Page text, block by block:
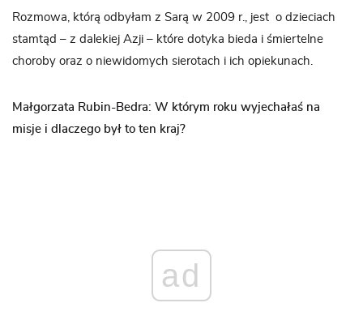
Rozmowa, którą odbyłam z Sarą w 2009 r., jest o dzieciach
stamtąd – z dalekiej Azji – które dotyka bieda i śmiertelne
choroby oraz o niewidomych sierotach i ich opiekunach.
Małgorzata Rubin-Bedra: W którym roku wyjechałaś na
misje i dlaczego był to ten kraj?
ad